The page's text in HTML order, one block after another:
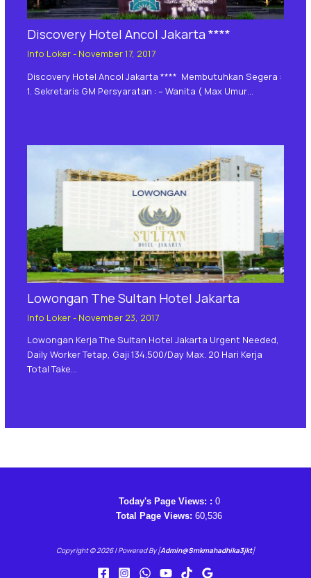
Discovery Hotel Ancol Jakarta ****
Info Loker- November 17, 2017
Discovery Hotel Ancol Jakarta **** Membutuhkan Segera :
1. Sekretaris GM Persyaratan : – Wanita ( Max Umur…
Lowongan The Sultan Hotel Jakarta
Info Loker- November 23, 2017
Lowongan Kerja The Sultan Hotel Jakarta Urgent Needed,
Daily Worker Tetap, Gaji 134.500/day Max. 20 Hari Kerja
Total Take…
Today's Page Views: : 0
Total Page Views: 60,536
Copyright © 2026 | Powered By [Admin@smkmahadhika3jkt]